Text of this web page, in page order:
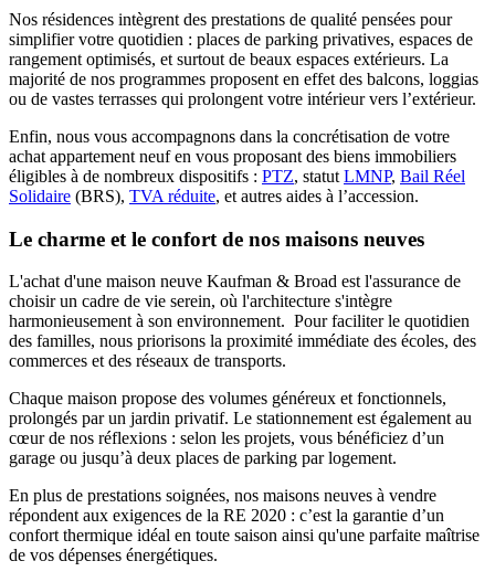
Nos résidences intègrent des prestations de qualité pensées pour
simplifier votre quotidien : places de parking privatives, espaces de
rangement optimisés, et surtout de beaux espaces extérieurs. La
majorité de nos programmes proposent en effet des balcons, loggias
ou de vastes terrasses qui prolongent votre intérieur vers l’extérieur.
Enfin, nous vous accompagnons dans la concrétisation de votre
achat appartement neuf en vous proposant des biens immobiliers
éligibles à de nombreux dispositifs : PTZ, statut LMNP, Bail Réel
Solidaire (BRS), TVA réduite, et autres aides à l’accession.
Le charme et le confort de nos maisons neuves
L'achat d'une maison neuve Kaufman & Broad est l'assurance de
choisir un cadre de vie serein, où l'architecture s'intègre
harmonieusement à son environnement. Pour faciliter le quotidien
des familles, nous priorisons la proximité immédiate des écoles, des
commerces et des réseaux de transports.
Chaque maison propose des volumes généreux et fonctionnels,
prolongés par un jardin privatif. Le stationnement est également au
cœur de nos réflexions : selon les projets, vous bénéficiez d’un
garage ou jusqu’à deux places de parking par logement.
En plus de prestations soignées, nos maisons neuves à vendre
répondent aux exigences de la RE 2020 : c’est la garantie d’un
confort thermique idéal en toute saison ainsi qu'une parfaite maîtrise
de vos dépenses énergétiques.